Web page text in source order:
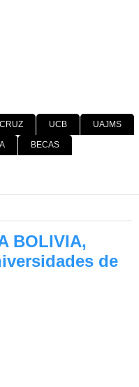
UCB UAJMS
BECAS
BOLIVIA,
de